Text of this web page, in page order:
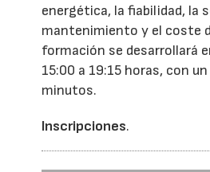
energética, la fiabilidad, la
mantenimiento y el coste
formación se desarrollará
15:00 a 19:15 horas, con
minutos.
Inscripciones.